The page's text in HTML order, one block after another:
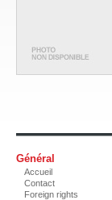
Général
Accueil
Contact
Foreign rights